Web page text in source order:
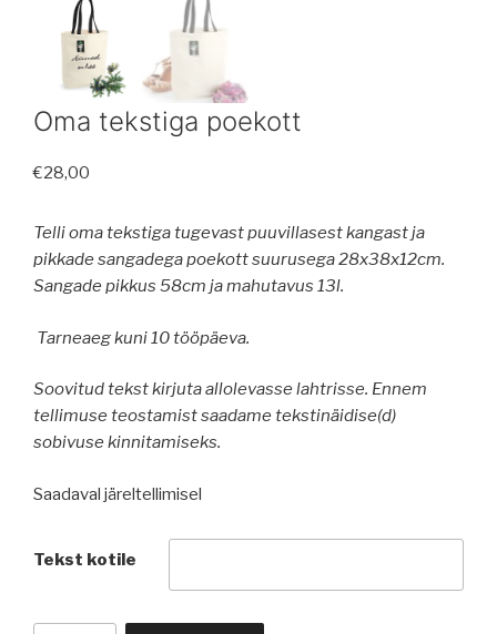
Oma tekstiga poekott
€28,00
Telli oma tekstiga tugevast puuvillasest kangast ja
pikkade sangadega poekott suurusega 28x38x12cm.
Sangade pikkus 58cm ja mahutavus 13l.
Tarneaeg kuni 10 tööpäeva.
Soovitud tekst kirjuta allolevasse lahtrisse. Ennem
tellimuse teostamist saadame tekstinäidise(d)
sobivuse kinnitamiseks.
Saadaval järeltellimisel
Tekst kotile